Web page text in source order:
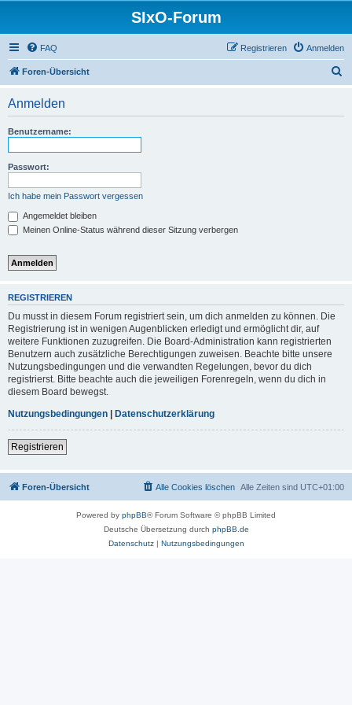
SIxO-Forum
FAQ Anmelden
Registrieren
Foren-Übersicht
Anmelden
Benutzername:
Passwort:
Ich habe mein Passwort vergessen
Angemeldet bleiben
Meinen Online-Status während dieser Sitzung verbergen
REGISTRIEREN
Du musst in diesem Forum registriert sein, um dich anmelden zu können. Die
Registrierung ist in wenigen Augenblicken erledigt und ermöglicht dir, auf
weitere Funktionen zuzugreifen. Die Board-Administration kann registrierten
Benutzern auch zusätzliche Berechtigungen zuweisen. Beachte bitte unsere
Nutzungsbedingungen und die verwandten Regelungen, bevor du dich
registrierst. Bitte beachte auch die jeweiligen Forenregeln, wenn du dich in
diesem Board bewegst.
Nutzungsbedingungen | Datenschutzerklärung
Registrieren
Foren-Übersicht Alle Zeiten sind UTC+01:00
Alle Cookies löschen
Powered by phpBB® Forum Software © phpBB Limited
Deutsche Übersetzung durch phpBB.de
Datenschutz| Nutzungsbedingungen